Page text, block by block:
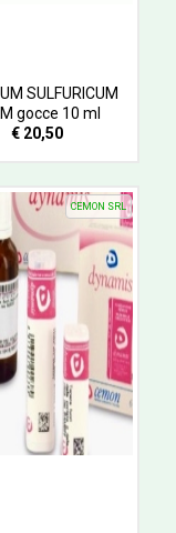
SULFURICUM
gocce 10 ml
€ 20,50
CEMON SRL